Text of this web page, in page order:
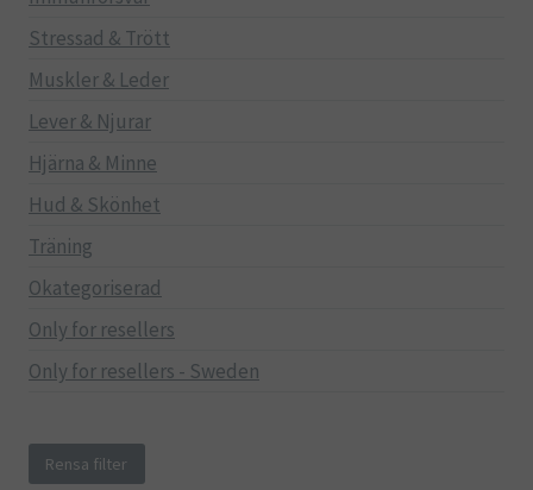
Stressad & Trött
Muskler & Leder
Lever & Njurar
Hjärna & Minne
Hud & Skönhet
Träning
Okategoriserad
Only for resellers
Only for resellers - Sweden
Rensa filter